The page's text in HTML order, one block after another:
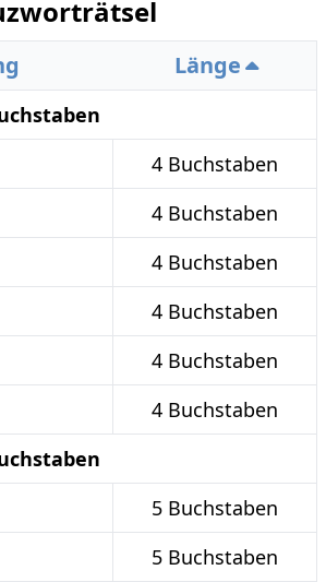
Länge
4 Buchstaben
4 Buchstaben
4 Buchstaben
4 Buchstaben
4 Buchstaben
4 Buchstaben
5 Buchstaben
5 Buchstaben